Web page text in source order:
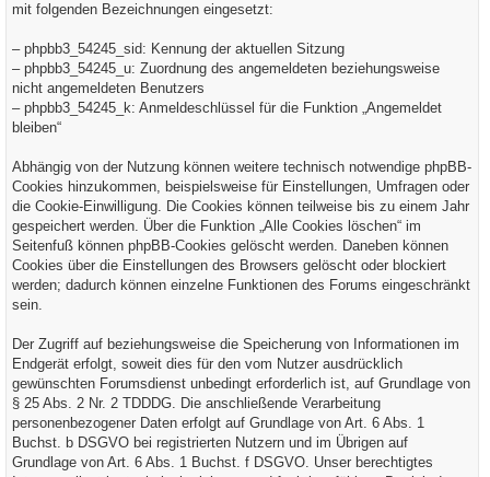
mit folgenden Bezeichnungen eingesetzt:
– phpbb3_54245_sid: Kennung der aktuellen Sitzung
– phpbb3_54245_u: Zuordnung des angemeldeten beziehungsweise
nicht angemeldeten Benutzers
– phpbb3_54245_k: Anmeldeschlüssel für die Funktion „Angemeldet
bleiben“
Abhängig von der Nutzung können weitere technisch notwendige phpBB-
Cookies hinzukommen, beispielsweise für Einstellungen, Umfragen oder
die Cookie-Einwilligung. Die Cookies können teilweise bis zu einem Jahr
gespeichert werden. Über die Funktion „Alle Cookies löschen“ im
Seitenfuß können phpBB-Cookies gelöscht werden. Daneben können
Cookies über die Einstellungen des Browsers gelöscht oder blockiert
werden; dadurch können einzelne Funktionen des Forums eingeschränkt
sein.
Der Zugriff auf beziehungsweise die Speicherung von Informationen im
Endgerät erfolgt, soweit dies für den vom Nutzer ausdrücklich
gewünschten Forumsdienst unbedingt erforderlich ist, auf Grundlage von
§ 25 Abs. 2 Nr. 2 TDDDG. Die anschließende Verarbeitung
personenbezogener Daten erfolgt auf Grundlage von Art. 6 Abs. 1
Buchst. b DSGVO bei registrierten Nutzern und im Übrigen auf
Grundlage von Art. 6 Abs. 1 Buchst. f DSGVO. Unser berechtigtes